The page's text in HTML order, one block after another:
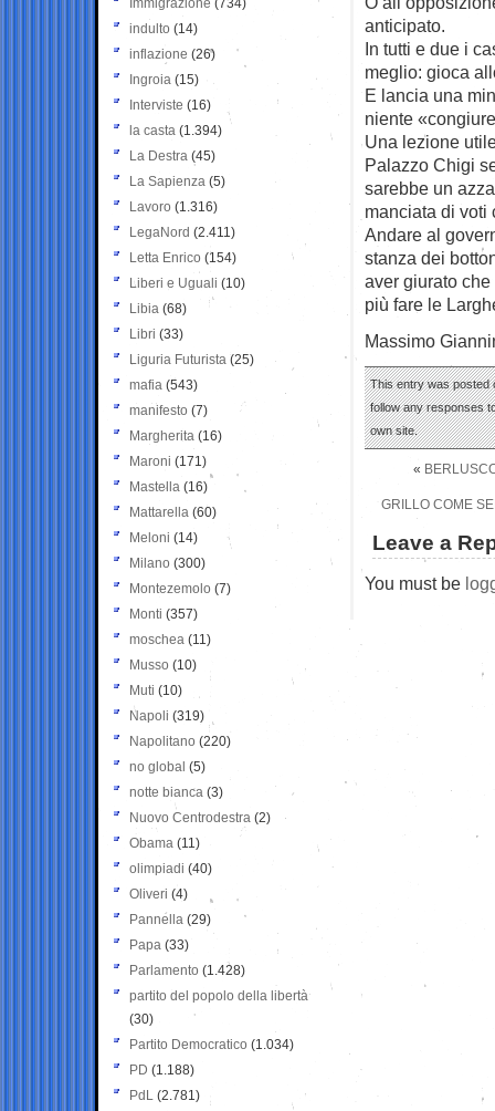
anticipato.
In tutti e due i
meglio: gioca
E lancia una
niente
Una lezione
Palazzo Chigi
sarebbe un
manciata di voti
Andare al
stanza dei
aver giurato
più fare le
Massimo
This entry was posted
follow any responses
own site.
«
GRILLO COME
Leave a
You must be
Immigrazione (734)
indulto (14)
inflazione (26)
Ingroia (15)
Interviste (16)
la casta (1.394)
La Destra (45)
La Sapienza (5)
Lavoro (1.316)
LegaNord (2.411)
Letta Enrico (154)
Liberi e Uguali (10)
Libia (68)
Libri (33)
Liguria Futurista (25)
mafia (543)
manifesto (7)
Margherita (16)
Maroni (171)
Mastella (16)
Mattarella (60)
Meloni (14)
Milano (300)
Montezemolo (7)
Monti (357)
moschea (11)
Musso (10)
Muti (10)
Napoli (319)
Napolitano (220)
no global (5)
notte bianca (3)
Nuovo Centrodestra (2)
Obama (11)
olimpiadi (40)
Oliveri (4)
Pannella (29)
Papa (33)
Parlamento (1.428)
partito del popolo della libertà
(30)
Partito Democratico (1.034)
PD (1.188)
PdL (2.781)